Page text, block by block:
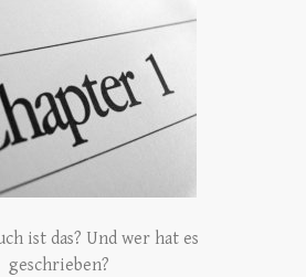
ist das? Und wer hat es
geschrieben?